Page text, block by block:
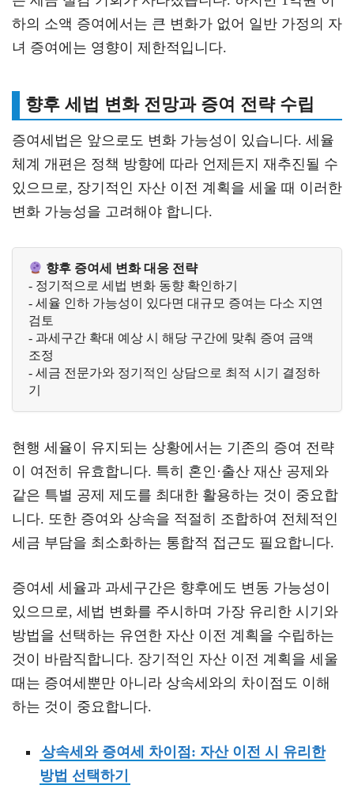
하의 소액 증여에서는 큰 변화가 없어 일반 가정의 자
녀 증여에는 영향이 제한적입니다.
향후 세법 변화 전망과 증여 전략 수립
증여세법은 앞으로도 변화 가능성이 있습니다. 세율
체계 개편은 정책 방향에 따라 언제든지 재추진될 수
있으므로, 장기적인 자산 이전 계획을 세울 때 이러한
변화 가능성을 고려해야 합니다.
향후 증여세 변화 대응 전략
- 정기적으로 세법 변화 동향 확인하기
- 세율 인하 가능성이 있다면 대규모 증여는 다소 지연
검토
- 과세구간 확대 예상 시 해당 구간에 맞춰 증여 금액
조정
- 세금 전문가와 정기적인 상담으로 최적 시기 결정하
기
현행 세율이 유지되는 상황에서는 기존의 증여 전략
이 여전히 유효합니다. 특히 혼인·출산 재산 공제와
같은 특별 공제 제도를 최대한 활용하는 것이 중요합
니다. 또한 증여와 상속을 적절히 조합하여 전체적인
세금 부담을 최소화하는 통합적 접근도 필요합니다.
증여세 세율과 과세구간은 향후에도 변동 가능성이
있으므로, 세법 변화를 주시하며 가장 유리한 시기와
방법을 선택하는 유연한 자산 이전 계획을 수립하는
것이 바람직합니다. 장기적인 자산 이전 계획을 세울
때는 증여세뿐만 아니라 상속세와의 차이점도 이해
하는 것이 중요합니다.
상속세와 증여세 차이점: 자산 이전 시 유리한
방법 선택하기